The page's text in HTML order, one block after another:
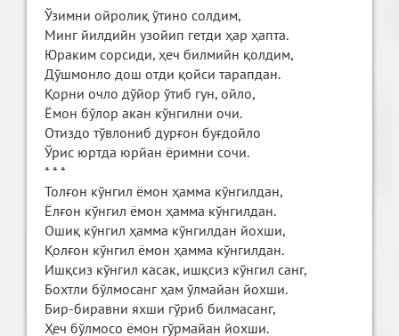
Ўзимни ойролиқ ўтино солдим,
Минг йилдийн узойип гетди ҳар ҳапта.
Юраким сорсиди, ҳеч билмийн қолдим,
Дўшмонло дош отди қойси тарапдан.
Қорни очло дўйор ўтиб гун, ойло,
Ёмон бўлор акан кўнгилни очи.
Отиздо тўвлониб дурғон буғдойло
Ўрис юртда юрйан ёримни сочи.
* * *
Толғон кўнгил ёмон ҳамма кўнгилдан,
Ёлғон кўнгил ёмон ҳамма кўнгилдан.
Ошиқ кўнгил ҳамма кўнгилдан йохши,
Қолғон кўнгил ёмон ҳамма кўнгилдан.
Ишқсиз кўнгил касак, ишқсиз кўнгил санг,
Бохтли бўлмосанг ҳам ўлмайан йохши.
Бир-биравни яхши гўриб билмасанг,
Ҳеч бўлмосо ёмон гўрмайан йохши.